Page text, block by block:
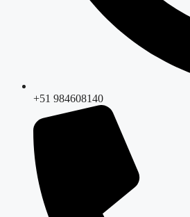
+51 984608140